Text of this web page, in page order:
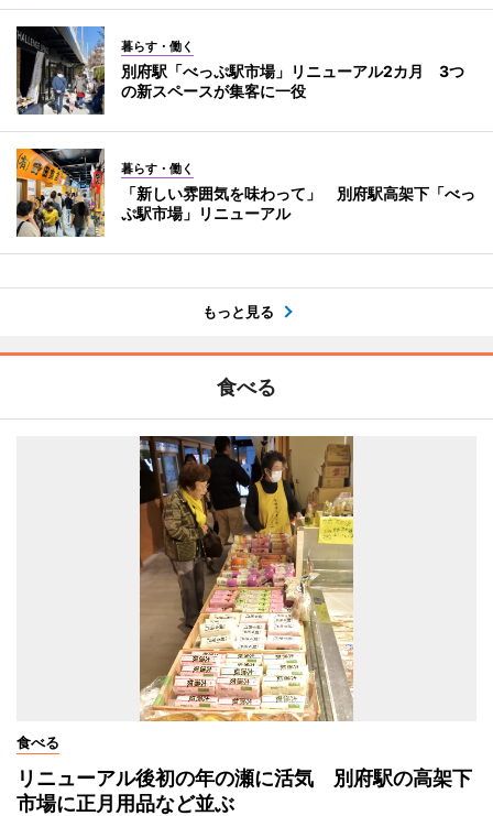
暮らす・働く
別府駅「べっぷ駅市場」リニューアル2カ月 3つ
の新スペースが集客に一役
暮らす・働く
「新しい雰囲気を味わって」 別府駅高架下「べっ
ぷ駅市場」リニューアル
もっと見る
食べる
食べる
リニューアル後初の年の瀬に活気 別府駅の高架下
市場に正月用品など並ぶ